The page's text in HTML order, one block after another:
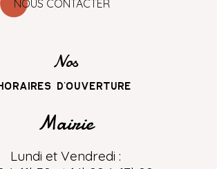
NOUS CONTACTER
Nos
d'ouverture
Mairie
Lundi et Vendredi :